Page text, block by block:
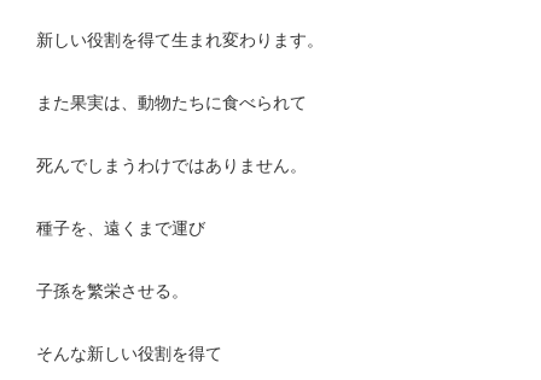
新しい役割を得て生まれ変わります。
また果実は、動物たちに食べられて
死んでしまうわけではありません。
種子を、遠くまで運び
子孫を繁栄させる。
そんな新しい役割を得て